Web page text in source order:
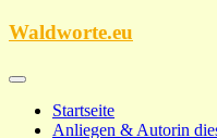
Zum
Waldworte.eu
Startseite
Anliegen & Autorin